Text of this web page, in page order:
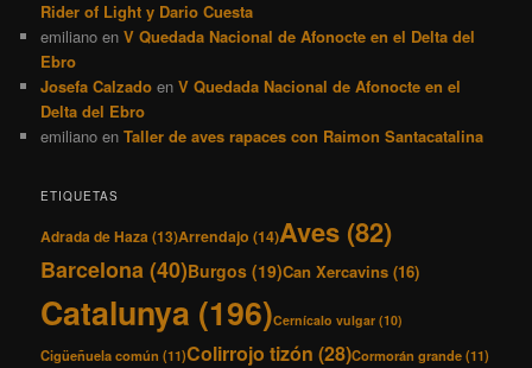
Rider of Light y Dario Cuesta
emiliano enV Quedada Nacional de Afonocte en el Delta del
Ebro
Josefa Calzado enV Quedada Nacional de Afonocte en el
Delta del Ebro
emiliano enTaller de aves rapaces con Raimon Santacatalina
ETIQUETAS
Adrada de Haza (13)Arrendajo (14)Aves (82)
Barcelona(40)Burgos (19)Can Xercavins (16)
Catalunya (196)Cernícalo vulgar (10)
Cigüeñuela común (11)Colirrojo tizón (28)Cormorán grande(11)